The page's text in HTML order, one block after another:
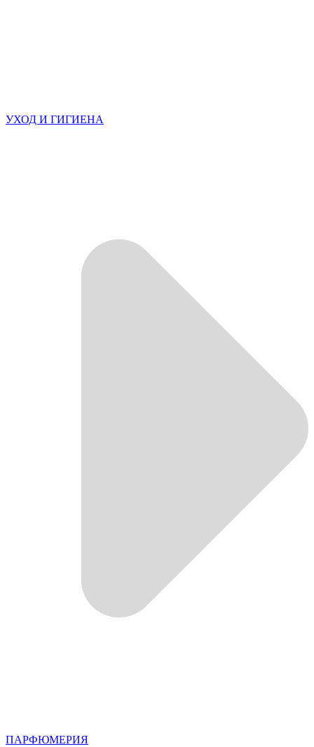
УХОД И ГИГИЕНА
ПАРФЮМЕРИЯ